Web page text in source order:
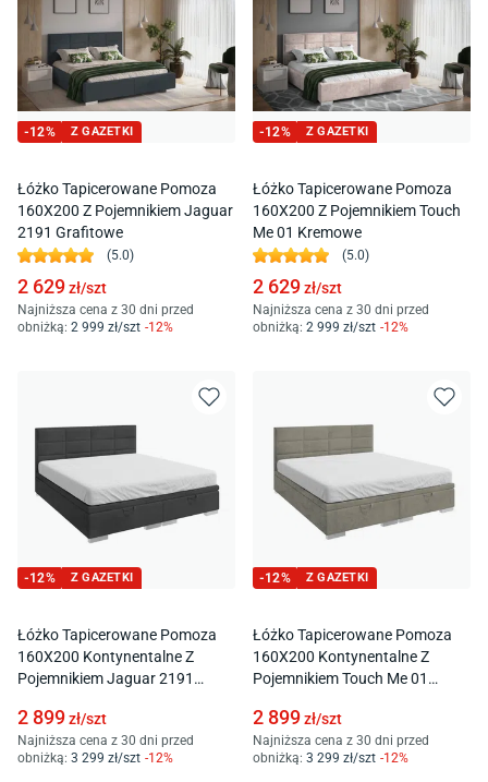
-12% Z GAZETKI
Łóżko Tapicerowane Pomoza
160X200 Z Pojemnikiem Jaguar
2191 Grafitowe
(5.0)
2 629zł/szt
Najniższa cena z 30 dni przed
obniżką: 2 999 zł/szt -12%
-12% Z GAZETKI
Łóżko Tapicerowane Pomoza
160X200 Z Pojemnikiem Touch
Me 01 Kremowe
(5.0)
2 629zł/szt
Najniższa cena z 30 dni przed
obniżką: 2 999 zł/szt -12%
-12% Z GAZETKI
Łóżko Tapicerowane Pomoza
160X200 Kontynentalne Z
Pojemnikiem Jaguar 2191
2 899zł/szt
Najniższa cena z 30 dni przed
obniżką: 3 299 zł/szt -12%
-12% Z GAZETKI
Łóżko Tapicerowane Pomoza
160X200 Kontynentalne Z
Pojemnikiem Touch Me 01
2 899zł/szt
Najniższa cena z 30 dni przed
obniżką: 3 299 zł/szt -12%